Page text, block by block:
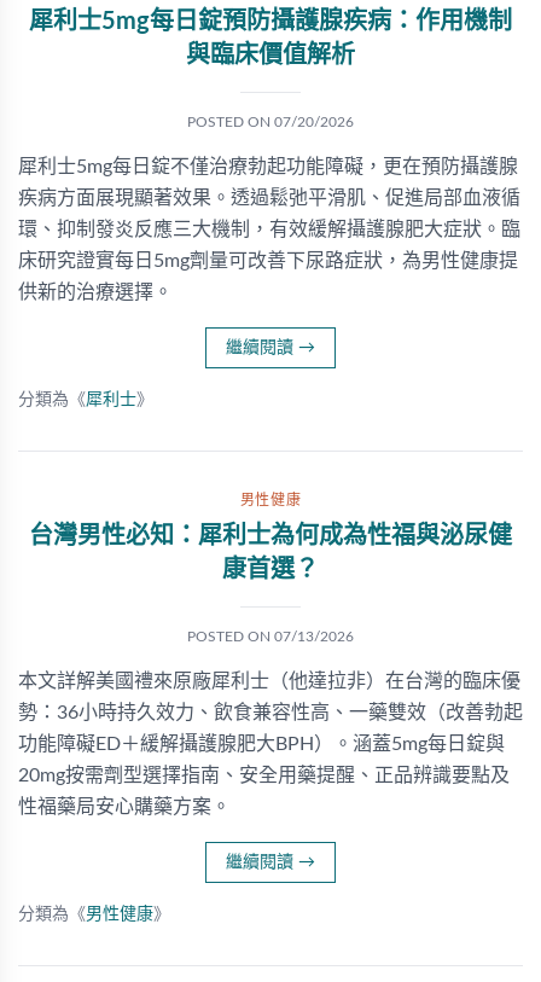
犀利士5mg每日錠預防攝護腺疾病：作用機制
與臨床價值解析
POSTED ON 07/20/2026
犀利士5mg每日錠不僅治療勃起功能障礙，更在預防攝護腺
疾病方面展現顯著效果。透過鬆弛平滑肌、促進局部血液循
環、抑制發炎反應三大機制，有效緩解攝護腺肥大症狀。臨
床研究證實每日5mg劑量可改善下尿路症狀，為男性健康提
供新的治療選擇。
繼續閱讀 →
分類為《犀利士》
男性健康
台灣男性必知：犀利士為何成為性福與泌尿健
康首選？
POSTED ON 07/13/2026
本文詳解美國禮來原廠犀利士（他達拉非）在台灣的臨床優
勢：36小時持久效力、飲食兼容性高、一藥雙效（改善勃起
功能障礙ED＋緩解攝護腺肥大BPH）。涵蓋5mg每日錠與
20mg按需劑型選擇指南、安全用藥提醒、正品辨識要點及
性福藥局安心購藥方案。
繼續閱讀 →
分類為《男性健康》